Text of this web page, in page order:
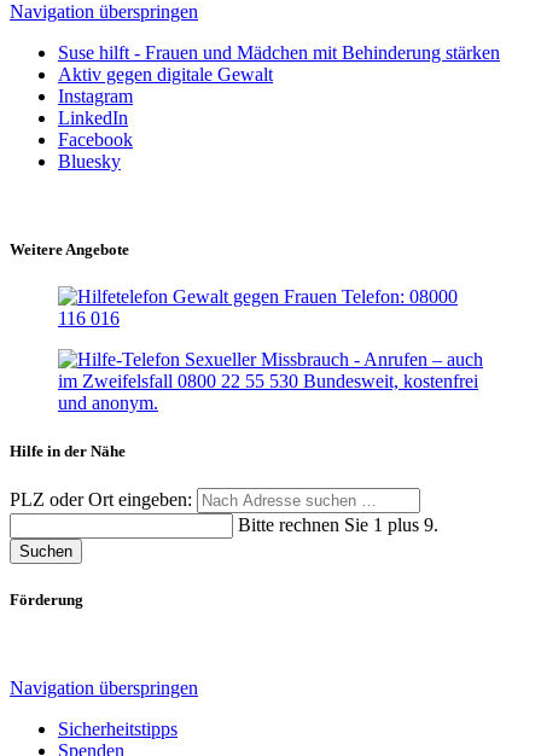
Navigation überspringen
Suse hilft - Frauen und Mädchen mit Behinderung stärken
Aktiv gegen digitale Gewalt
Instagram
LinkedIn
Facebook
Bluesky
Weitere Angebote
Hilfe in der Nähe
PLZ oder Ort eingeben:
Bitte rechnen Sie 1 plus 9.
Suchen
Förderung
Navigation überspringen
Sicherheitstipps
Spenden